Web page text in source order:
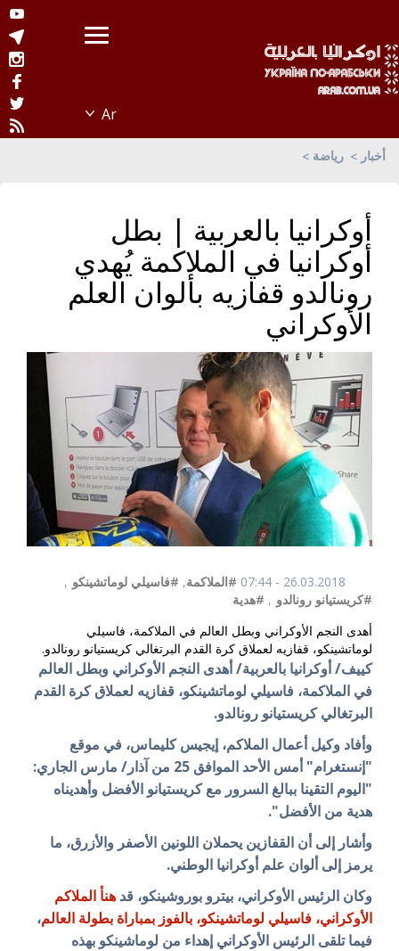
أخبار رياضة
أوكرانيا بالعربية | بطل
أوكرانيا في الملاكمة يُهدي
رونالدو قفازيه بألوان العلم
الأوكراني
26.03.2018 - 07:44 #الملاكمة, #فاسيلي لوماتشينكو ,
#كريستيانو رونالدو , #هدية
أهدى النجم الأوكراني وبطل العالم في الملاكمة، فاسيلي
لوماتشينكو، قفازيه لعملاق كرة القدم البرتغالي كريستيانو رونالدو.
كييف/ أوكرانيا بالعربية/ أهدى النجم الأوكراني وبطل العالم
في الملاكمة، فاسيلي لوماتشينكو، قفازيه لعملاق كرة القدم
البرتغالي كريستيانو رونالدو.
وأفاد وكيل أعمال الملاكم، إيجيس كليماس، في موقع
"إنستغرام" أمس الأحد الموافق 25 من آذار/ مارس الجاري:
"اليوم التقينا ببالغ السرور مع كريستيانو الأفضل وأهديناه
هدية من الأفضل".
وأشار إلى أن القفازين يحملان اللونين الأصفر والأزرق، ما
يرمز إلى ألوان علم أوكرانيا الوطني.
وكان الرئيس الأوكراني، بيترو بوروشينكو، قد هنأ الملاكم
الأوكراني، فاسيلي لوماتشينكو، بالفوز بمباراة بطولة العالم،
فيما تلقى الرئيس الأوكراني إهداء من لوماشينكو بهذه